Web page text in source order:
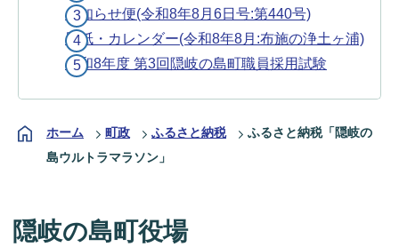
お知らせ便(令和8年8月6日号:第440号)
壁紙・カレンダー(令和8年8月:布施の浄土ヶ浦)
令和8年度 第3回隠岐の島町職員採用試験
ホーム 町政 ふるさと納税
ふるさと納税「隠岐の
島ウルトラマラソン」
隠岐の島町役場